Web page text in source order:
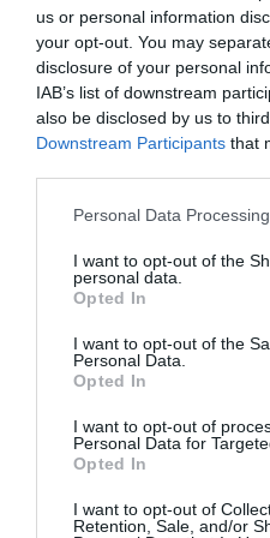
us or personal information
your opt-out. You may
disclosure of your personal
IAB’s list of downstream
also be disclosed by us to
Downstream Participants that
Personal Data
I want to opt-out of the
personal data.
Opted In
I want to opt-out of the
Personal Data.
Opted In
I want to opt-out of
Personal Data for
Opted In
I want to opt-out of
Retention, Sale, and/or
El desenvolupament
Lleida-Alguaire
vectors clau: aeroport
industrial, formació,
New Space i
fomentant així la
empresarials en el sector.
Un pol
Amb aquest projecte,
reafirmar el compromís
sectors estratègics per al
Lleida-Alguaire esdevé